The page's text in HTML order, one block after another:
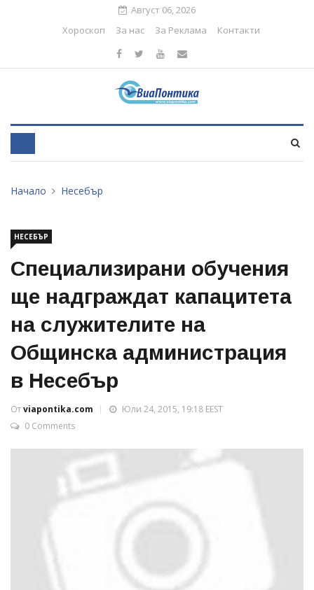
Август 06, 2026
Хороскоп
За нас За Реклама Контакти
Начало Несебър
НЕСЕБЪР
Специализирани обучения
ще надграждат капацитета
на служителите на
Общинска администрация
в Несебър
Отviapontika.com
Юли 24, 2015, 19:18 EEST
0 Comments